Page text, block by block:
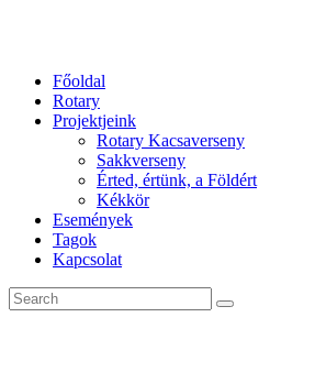
Főoldal
Rotary
Projektjeink
Rotary Kacsaverseny
Sakkverseny
Érted, értünk, a Földért
Kékkör
Események
Tagok
Kapcsolat